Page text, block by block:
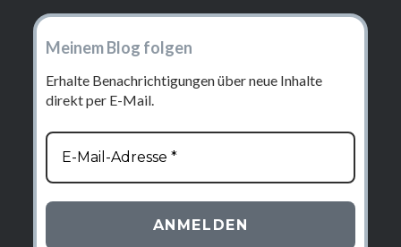
Meinem Blog folgen
Erhalte Benachrichtigungen über neue Inhalte
direkt per E-Mail.